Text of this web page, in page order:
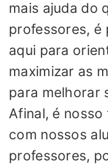
mais ajuda do
professores, é
aqui para
maximizar as
para melhorar
Afinal, é
com nossos
professores,